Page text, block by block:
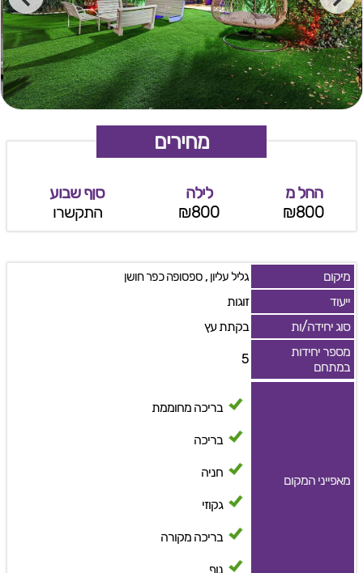
מחירים
החל מ
₪800
לילה
₪800
סןף שבוע
התקשרו
מיקום גליל עליון, ספסופה כפר חושן
ייעוד
זוגות
סוג יחידה/ות
בקתת עץ
מספר יחידות
במתחם
5
מאפייני המקום
בריכה מחוממת
בריכה
חניה
גקוזי
בריכה מקורה
נוף